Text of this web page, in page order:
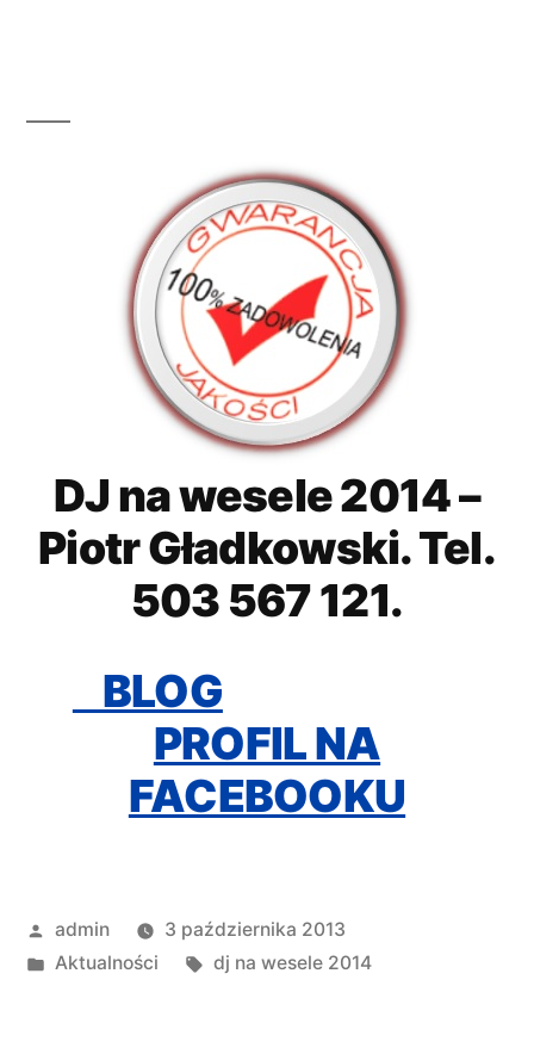
DJ na wesele 2014 –
Piotr Gładkowski. Tel.
503 567 121.
BLOG
PROFIL NA
FACEBOOKU
Opublikowany
przez
admin
3 października 2013
Opublikowano
Aktualności Tagi:
dj na wesele 2014